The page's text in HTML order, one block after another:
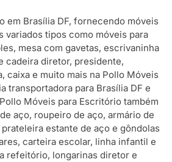
em Brasília DF, fornecendo móveis
variados tipos como móveis para
mesa com gavetas, escrivaninha
cadeira diretor, presidente,
caixa e muito mais na Pollo Móveis
transportadora para Brasília DF e
Móveis para Escritório também
aço, roupeiro de aço, armário de
estante de aço e gôndolas
carteira escolar, linha infantil e
refeitório, longarinas diretor e